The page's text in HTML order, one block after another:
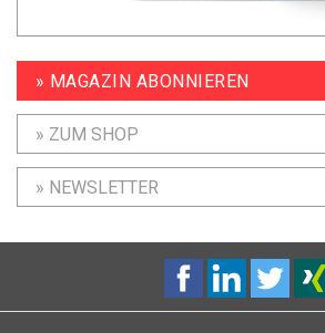
» MAGAZIN ABONNIEREN
» ZUM SHOP
» NEWSLETTER